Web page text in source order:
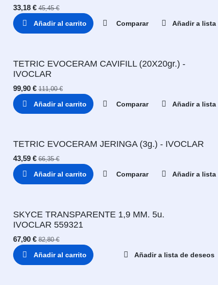
33,18 € 45,45€
Añadir al carrito Comparar Añadir a lista
TETRIC EVOCERAM CAVIFILL (20X20gr.) -
IVOCLAR
99,90 € 111,00€
Añadir al carrito Comparar Añadir a lista
TETRIC EVOCERAM JERINGA (3g.) - IVOCLAR
43,59 € 66,35€
Añadir al carrito Comparar Añadir a lista
SKYCE TRANSPARENTE 1,9 MM. 5u.
IVOCLAR 559321
67,90 € 82,80€
Añadir al carrito Añadir a lista de deseos